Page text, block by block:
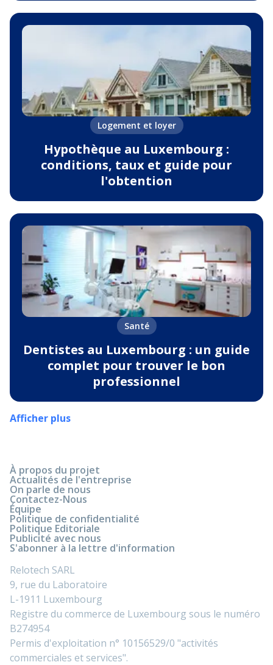
Logement et loyer
Hypothèque au Luxembourg :
conditions, taux et guide pour
l'obtention
Santé
Dentistes au Luxembourg : un guide
complet pour trouver le bon
professionnel
Afficher plus
À propos du projet
Actualités de l'entreprise
On parle de nous
Contactez-Nous
Équipe
Politique de confidentialité
Politique Editoriale
Publicité avec nous
S'abonner à la lettre d'information
Relotech SARL
9, rue du Laboratoire
L-1911 Luxembourg
Registre du commerce de Luxembourg sous le numéro
B274954
Permis d'exploitation n° 10156529/0 "activités
commerciales et services".